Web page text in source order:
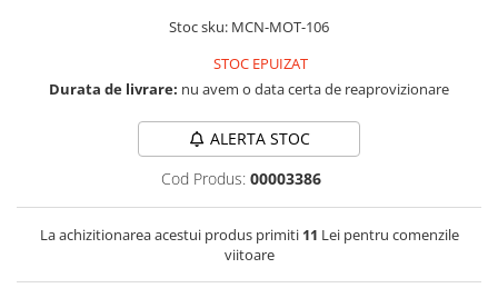
Radio
RTC
Stoc sku: MCN-MOT-106
STOC EPUIZAT
Durata de livrare: nu avem o data certa de reaprovizionare
ALERTA STOC
Cod Produs: 00003386
La achizitionarea acestui produs primiti 11 Lei pentru comenzile
viitoare